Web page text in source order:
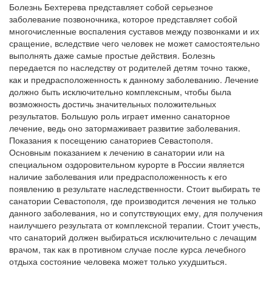
Болезнь Бехтерева представляет собой серьезное
заболевание позвоночника, которое представляет собой
многочисленные воспаления суставов между позвонками и их
сращение, вследствие чего человек не может самостоятельно
выполнять даже самые простые действия. Болезнь
передается по наследству от родителей детям точно также,
как и предрасположенность к данному заболеванию. Лечение
должно быть исключительно комплексным, чтобы была
возможность достичь значительных положительных
результатов. Большую роль играет именно санаторное
лечение, ведь оно затормаживает развитие заболевания.
Показания к посещению санаториев Севастополя.
Основным показанием к лечению в санатории или на
специальном оздоровительном курорте в России является
наличие заболевания или предрасположенность к его
появлению в результате наследственности. Стоит выбирать те
санатории Севастополя, где производится лечения не только
данного заболевания, но и сопутствующих ему, для получения
наилучшего результата от комплексной терапии. Стоит учесть,
что санаторий должен выбираться исключительно с лечащим
врачом, так как в противном случае после курса лечебного
отдыха состояние человека может только ухудшиться.